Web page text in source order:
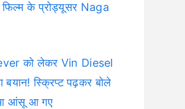
के प्रोड्यूसर Naga
को लेकर Vin Diesel
बयान! स्क्रिप्ट पढ़कर बोले
आंसू आ गए